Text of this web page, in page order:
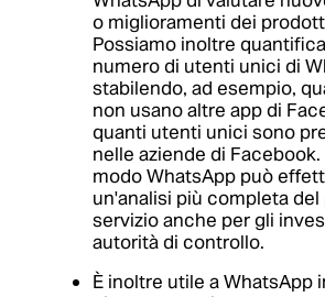
o miglioramenti dei
Possiamo inoltre
numero di utenti unici di
stabilendo, ad esempio,
non usano altre app di
quanti utenti unici sono
nelle aziende di
modo WhatsApp può
un'analisi più completa
servizio anche per gli
autorità di controllo.
È inoltre utile a WhatsApp